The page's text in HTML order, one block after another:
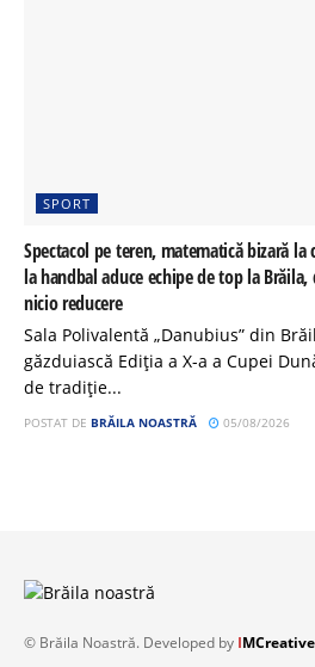
SPORT
Spectacol pe teren, matematică bizară la
la handbal aduce echipe de top la
nicio reducere
Sala Polivalentă „Danubius” din
găzduiască Ediția a X-a a Cupei
de tradiție...
POSTAT DE BRĂILA NOASTRĂ 05/08/2026
© Brăila Noastră. Developed by I